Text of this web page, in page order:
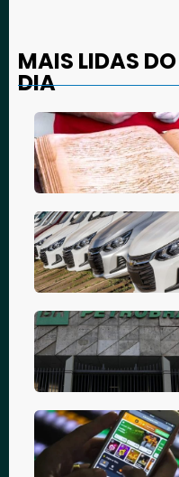
MAIS LIDAS DO
DIA